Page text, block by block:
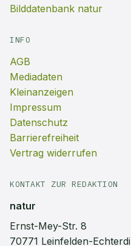
Bilddatenbank natur
INFO
AGB
Mediadaten
Kleinanzeigen
Impressum
Datenschutz
Barrierefreiheit
Vertrag widerrufen
KONTAKT ZUR REDAKTION
natur
Ernst-Mey-Str. 8
70771 Leinfelden-